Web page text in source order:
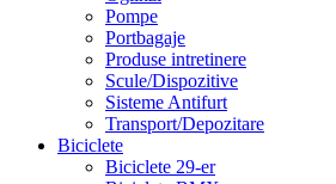
Pompe
Portbagaje
Produse intretinere
Scule/Dispozitive
Sisteme Antifurt
Transport/Depozitare
Biciclete
Biciclete 29-er